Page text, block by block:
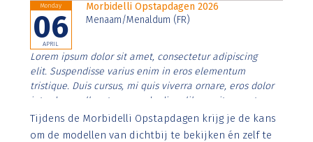
Monday
06
APRIL
Morbidelli Opstapdagen 2026
Menaam/Menaldum (FR)
Lorem ipsum dolor sit amet, consectetur adipiscing
elit. Suspendisse varius enim in eros elementum
tristique. Duis cursus, mi quis viverra ornare, eros dolor
interdum nulla, ut commodo diam libero vitae erat.
Aenean faucibus nibh et justo cursus id rutrum lorem
imperdiet. Nunc ut sem vitae risus tristique posuere.
Tijdens de Morbidelli Opstapdagen krijg je de kans
om de modellen van dichtbij te bekijken én zelf te